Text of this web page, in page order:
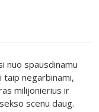
nuo spausdinamu
taip negarbinami,
milijonierius ir
scenu daug.